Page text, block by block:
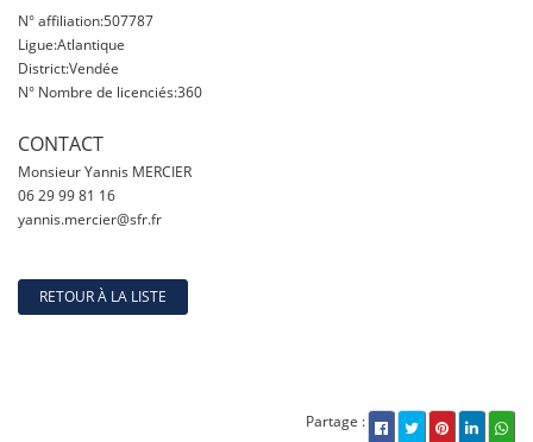
N° affiliation:507787
Ligue:Atlantique
District:Vendée
N° Nombre de licenciés:360
CONTACT
Monsieur Yannis MERCIER
06 29 99 81 16
yannis.mercier@sfr.fr
RETOUR À LA LISTE
Partage :